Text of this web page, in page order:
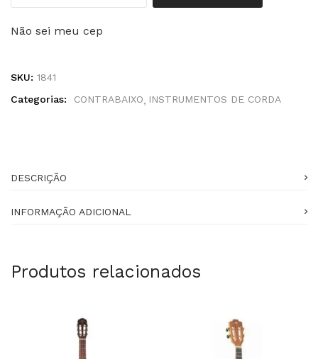
Não sei meu cep
SKU: 1841
Categorias:
CONTRABAIXO INSTRUMENTOS DE CORDA
DESCRIÇÃO
INFORMAÇÃO ADICIONAL
Produtos relacionados